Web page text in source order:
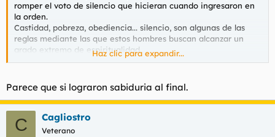
romper el voto de silencio que hicieran cuando ingresaron en
la orden.
Castidad, pobreza, obediencia... silencio, son algunas de las
reglas mediante las que estos hombres buscan alcanzar un
grado extremo de espiritualidad.
cartujos que pude visitar en diferentes ocasiones (a las
mujeres no las dejaban entrar, yel día que la reina Mª
Cristina lo hizo, al poco de salir los monjes arrancaron todas
las losas que había pisado y las sustituyeron por otras
nuevas, para que no quedara huella de mujer alguna)
Haz clic para expandir...
Parece que si lograron sabiduria al final.
C Cagliostro
Veterano